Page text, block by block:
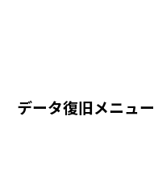
データ復旧メニュー